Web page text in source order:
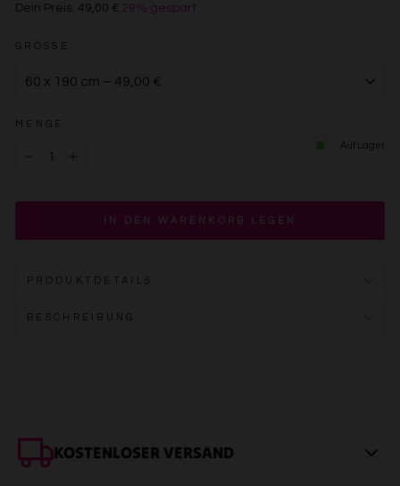
Dein Preis: 49,00 € 29% gespart
GRÖSSE
MENGE
Auf Lager
IN DEN WARENKORB LEGEN
PRODUKTDETAILS
BESCHREIBUNG
KOSTENLOSER VERSAND